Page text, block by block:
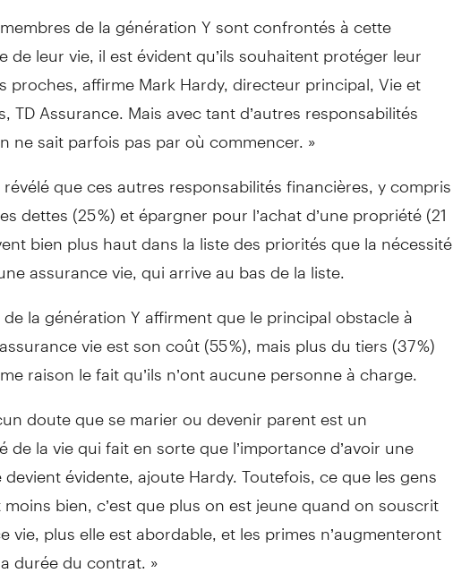
de la génération Y sont confrontés à cette
de leur vie, il est évident qu’ils souhaitent protéger leur
proches, affirme Mark Hardy, directeur principal, Vie et
TD Assurance. Mais avec tant d’autres responsabilités
ne sait parfois pas par où commencer. »
que ces autres responsabilités financières, y compris
dettes (25 %) et épargner pour l’achat d’une propriété (21
bien plus haut dans la liste des priorités que la nécessité
assurance vie, qui arrive au bas de la liste.
la génération Y affirment que le principal obstacle à
vie est son coût (55 %), mais plus du tiers (37 %)
raison le fait qu’ils n’ont aucune personne à charge.
doute que se marier ou devenir parent est un
de la vie qui fait en sorte que l’importance d’avoir une
évidente, ajoute Hardy. Toutefois, ce que les gens
bien, c’est que plus on est jeune quand on souscrit
vie, plus elle est abordable, et les primes n’augmenteront
durée du contrat. »